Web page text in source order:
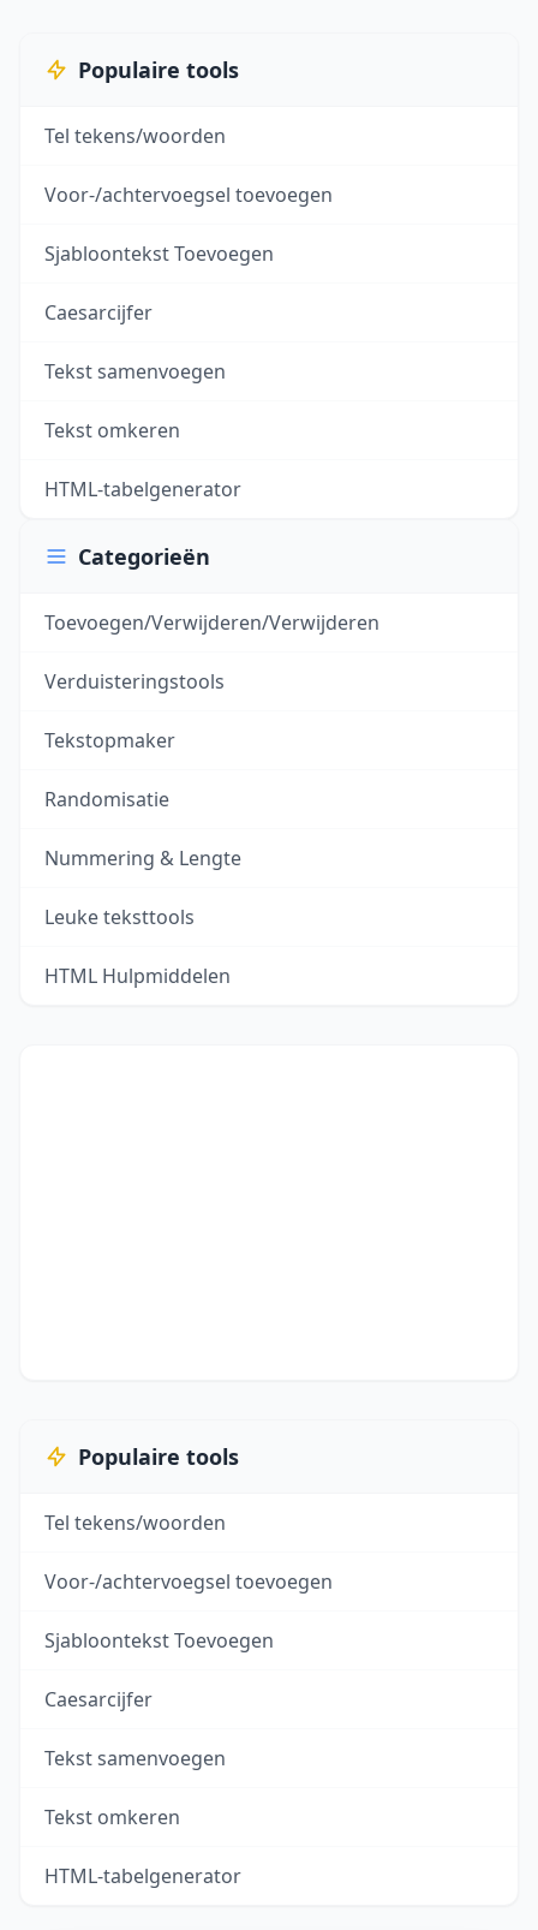
Populaire tools
Tel tekens/woorden
Voor-/achtervoegsel toevoegen
Sjabloontekst Toevoegen
Caesarcijfer
Tekst samenvoegen
Tekst omkeren
HTML-tabelgenerator
Categorieën
Toevoegen/Verwijderen/Verwijderen
Verduisteringstools
Tekstopmaker
Randomisatie
Nummering & Lengte
Leuke teksttools
HTML Hulpmiddelen
Populaire tools
Tel tekens/woorden
Voor-/achtervoegsel toevoegen
Sjabloontekst Toevoegen
Caesarcijfer
Tekst samenvoegen
Tekst omkeren
HTML-tabelgenerator